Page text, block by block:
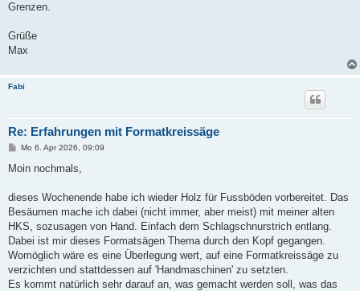
Grenzen.
Grüße
Max
Fabi
Re: Erfahrungen mit Formatkreissäge
B
i
a
Mo 6. Apr 2026, 09:09
Moin nochmals,
dieses Wochenende habe ich wieder Holz für Fussböden vorbereitet. Das
Besäumen mache ich dabei (nicht immer, aber meist) mit meiner alten
HKS, sozusagen von Hand. Einfach dem Schlagschnurstrich entlang.
Dabei ist mir dieses Formatsägen Thema durch den Kopf gegangen.
Womöglich wäre es eine Überlegung wert, auf eine Formatkreissäge zu
verzichten und stattdessen auf 'Handmaschinen' zu setzten.
Es kommt natürlich sehr darauf an, was gemacht werden soll, was das